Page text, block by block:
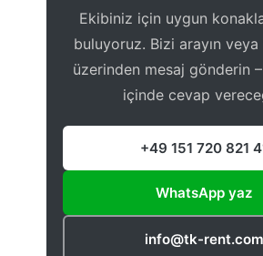
Ekibiniz için uygun
buluyoruz. Bizi arayın
üzerinden mesaj gönderin
içinde cevap
+49 151 720 821
WhatsApp yaz
info@tk-rent.com